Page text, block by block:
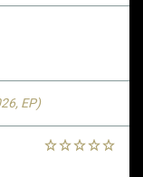
EP)